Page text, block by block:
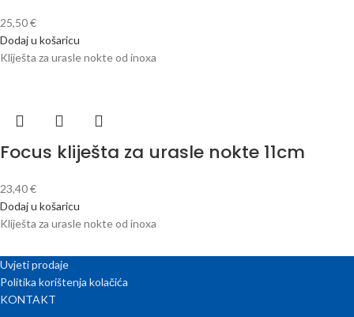
25,50€
Dodaj u košaricu
Kliješta za urasle nokte od inoxa
Focus kliješta za urasle nokte 11cm
23,40€
Dodaj u košaricu
Kliješta za urasle nokte od inoxa
Uvjeti prodaje
Politika korištenja kolačića
KONTAKT